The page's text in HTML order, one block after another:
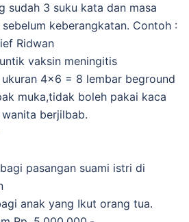
sudah 3 suku kata dan masa
keberangkatan. Contoh :
Ridwan
vaksin meningitis
4×6 = 8 lembar beground
muka,tidak boleh pakai kaca
berjilbab.
pasangan suami istri di
anak yang Ikut orang tua.